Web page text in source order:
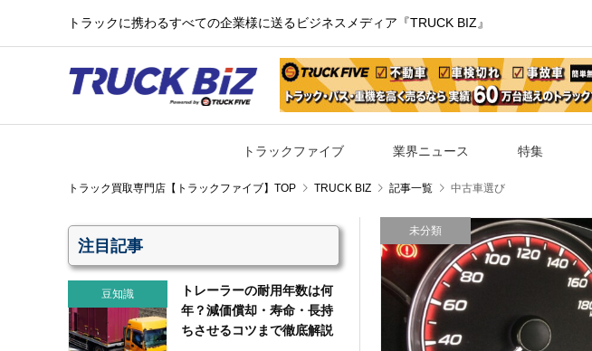
トラックに携わるすべての企業様に送るビジネスメディア『TRUCK BIZ』
トラックファイブ 業界ニュース 特集
TRUCK BIZ 記事一覧 中古車選び
未分類
注目記事
豆知識
トレーラーの耐用年数は何
年？減価償却・寿命・長持
ちさせるコツまで徹底解説